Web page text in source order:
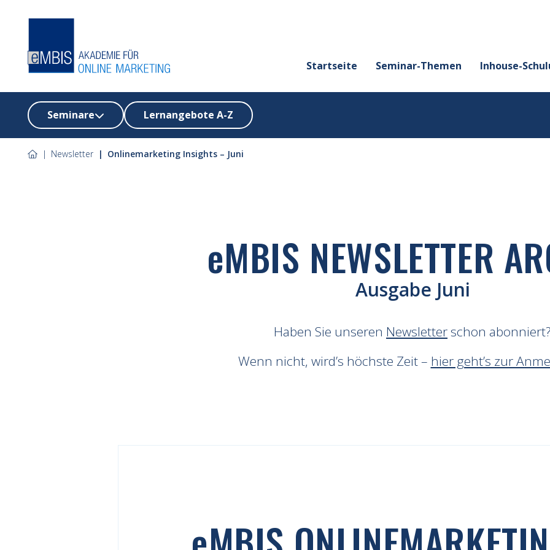
Startseite Seminar-Themen Inhouse-
Seminare Lernangebote A-Z
Newsletter Onlinemarketing Insights – Juni
eMBIS NEWSLETTER
Ausgabe Juni
Haben Sie unseren Newsletter schon abonniert?
Wenn nicht, wird’s höchste Zeit – hier geht’s zur